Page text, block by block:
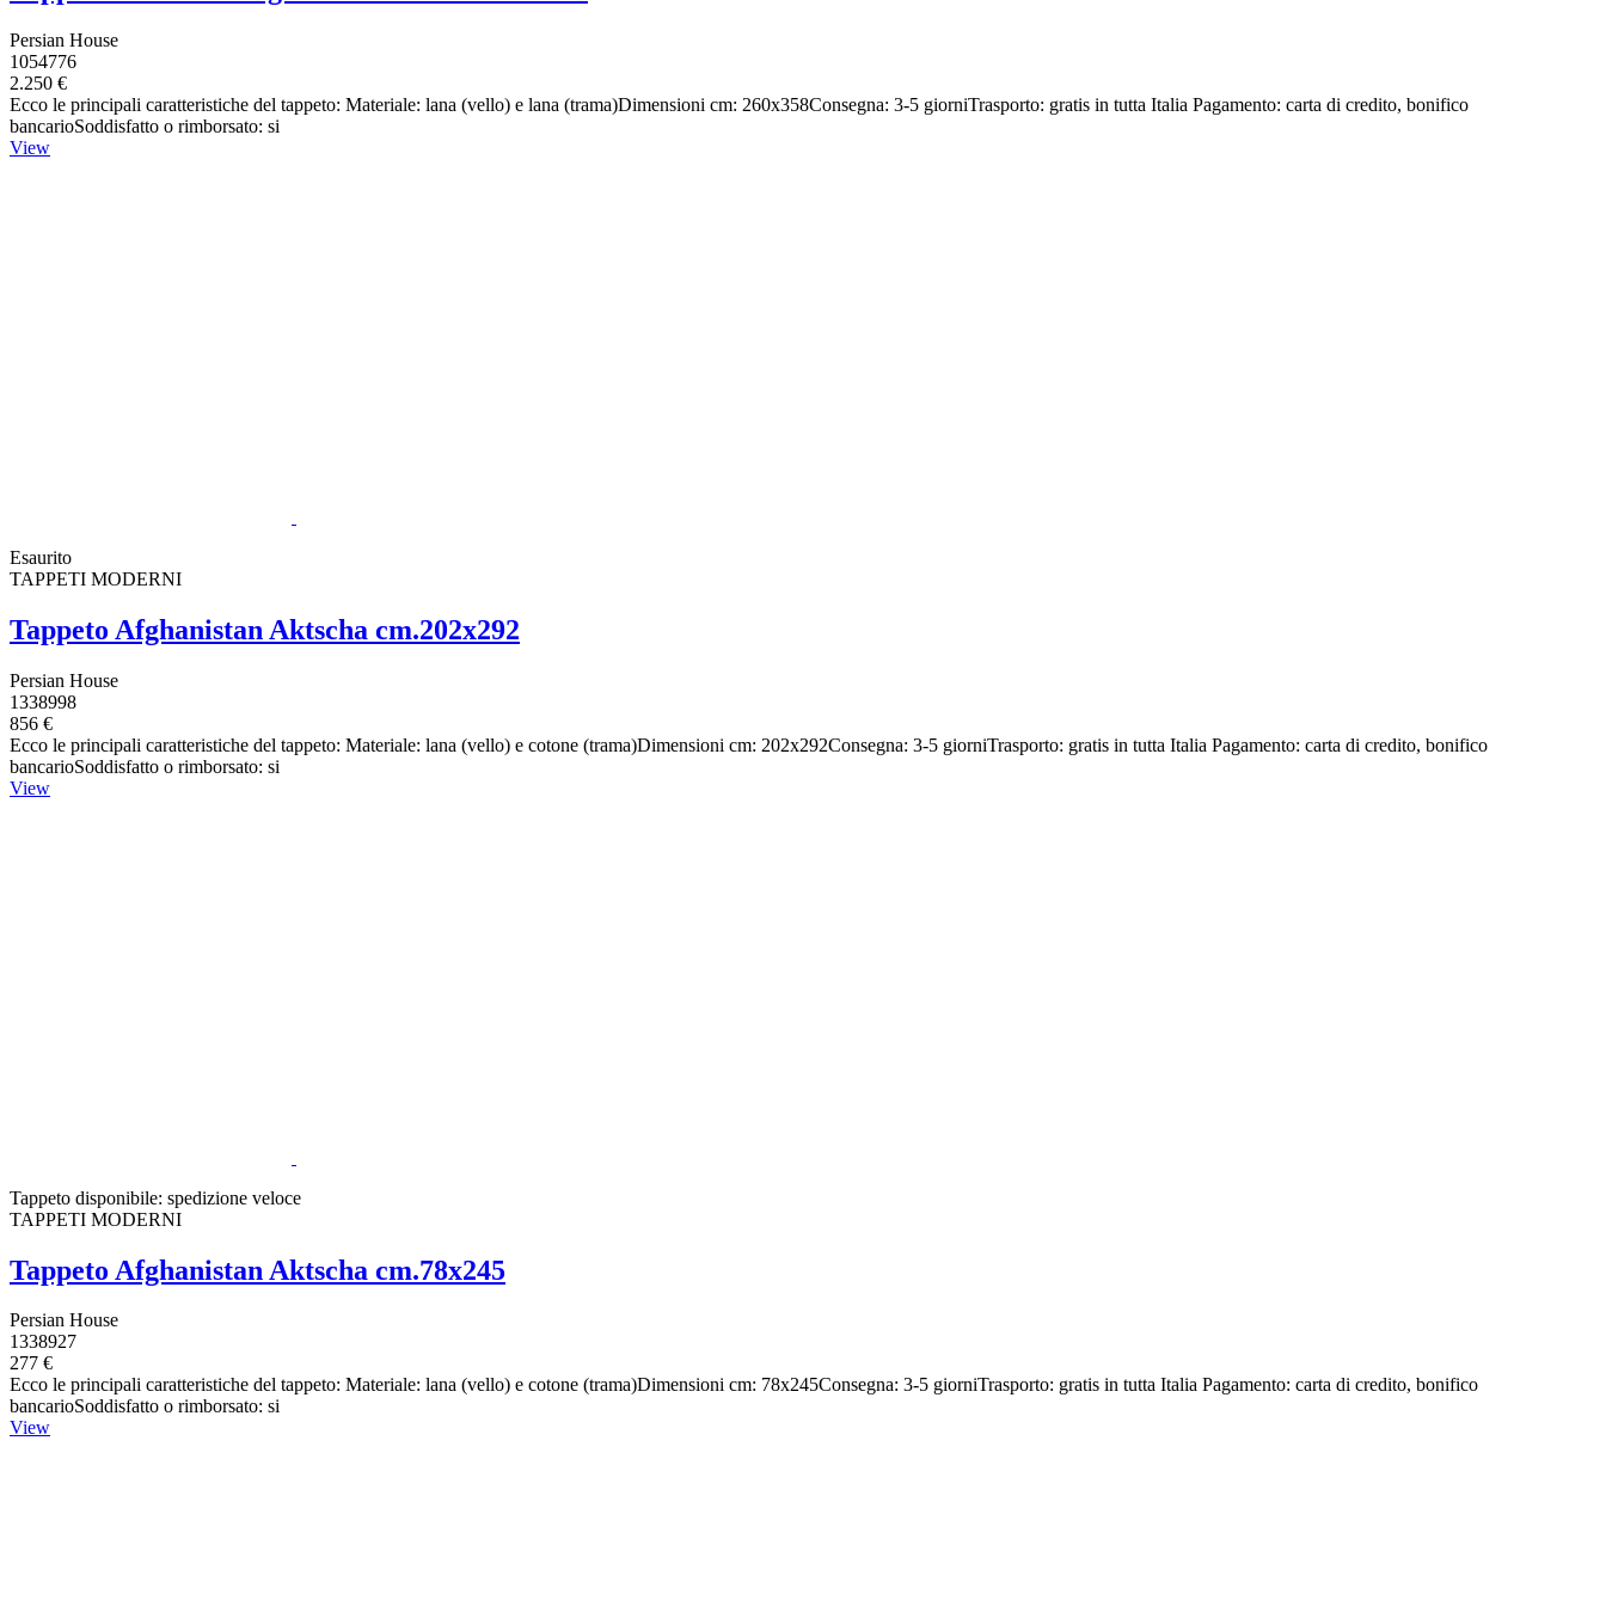
Persian House
1054776
2.250 €
Ecco le principali caratteristiche del tappeto: Materiale: lana (vello) e lana (trama)Dimensioni cm: 260x358Consegna: 3-5 giorniTrasporto: gratis in tutta Italia Pagamento: carta di credito, bonifico
bancarioSoddisfatto o rimborsato: si
View
Esaurito
TAPPETI MODERNI
Tappeto Afghanistan Aktscha cm.202x292
Persian House
1338998
856 €
Ecco le principali caratteristiche del tappeto: Materiale: lana (vello) e cotone (trama)Dimensioni cm: 202x292Consegna: 3-5 giorniTrasporto: gratis in tutta Italia Pagamento: carta di credito, bonifico
bancarioSoddisfatto o rimborsato: si
View
Tappeto disponibile: spedizione veloce
TAPPETI MODERNI
Tappeto Afghanistan Aktscha cm.78x245
Persian House
1338927
277 €
Ecco le principali caratteristiche del tappeto: Materiale: lana (vello) e cotone (trama)Dimensioni cm: 78x245Consegna: 3-5 giorniTrasporto: gratis in tutta Italia Pagamento: carta di credito, bonifico
bancarioSoddisfatto o rimborsato: si
View